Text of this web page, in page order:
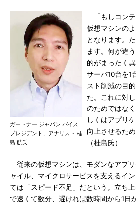
ガートナー ジャパン バイス
プレジデント、アナリスト 桂
島 航氏
「もしコンテ
仮想マシンの
となります。
ます。何が違
的がまったく
サーバ10台を1
スト削減の目
た。これに対
のためではな
しくはアプリ
向上させるた
（桂島氏）
従来の仮想マシンは、モダンなアプ
ャイル、マイクロサービスを支えるイ
ては「スピード不足」だという。立ち
で速くて数分、遅ければ数時間から1日